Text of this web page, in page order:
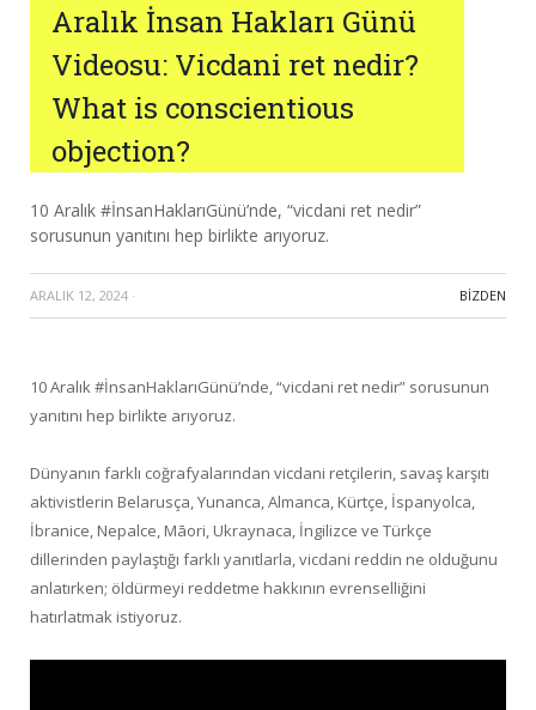
Aralık İnsan Hakları Günü
Videosu: Vicdani ret nedir?
What is conscientious
objection?
10 Aralık #İnsanHaklarıGünü’nde, “vicdani ret nedir”
sorusunun yanıtını hep birlikte arıyoruz.
ARALIK 12, 2024 · BIZDEN
10 Aralık #İnsanHaklarıGünü’nde, “vicdani ret nedir” sorusunun
yanıtını hep birlikte arıyoruz.
Dünyanın farklı coğrafyalarından vicdani retçilerin, savaş karşıtı
aktivistlerin Belarusça, Yunanca, Almanca, Kürtçe, İspanyolca,
İbranice, Nepalce, Māori, Ukraynaca, İngilizce ve Türkçe
dillerinden paylaştığı farklı yanıtlarla, vicdani reddin ne olduğunu
anlatırken; öldürmeyi reddetme hakkının evrenselliğini
hatırlatmak istiyoruz.